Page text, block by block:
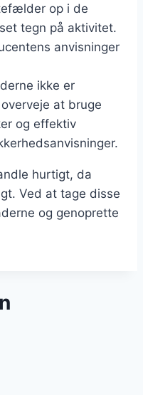
op i de
tegn på aktivitet.
anvisninger
ikke er
at bruge
og effektiv
hurtigt, da
Ved at tage disse
og genoprette